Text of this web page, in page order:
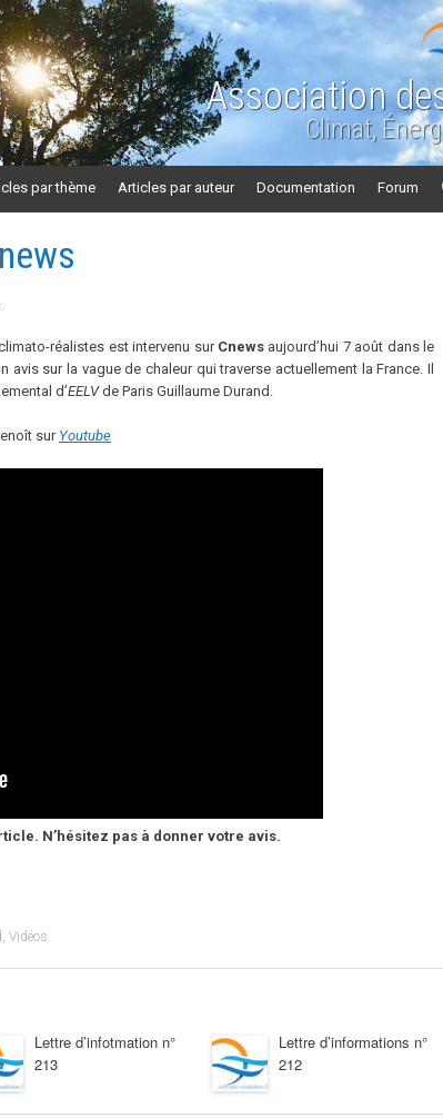
Association
Climat,
par thème Articles par auteur Documentation Forum
réalistes est intervenu sur Cnews aujourd’hui 7 août dans le
avis sur la vague de chaleur qui traverse actuellement la France. Il
d’EELVde Paris Guillaume Durand.
sur Youtube
N’hésitez pas à donner votre avis.
Vidéos
Lettre d’infotmation n°
213
Lettre d’informations n°
212